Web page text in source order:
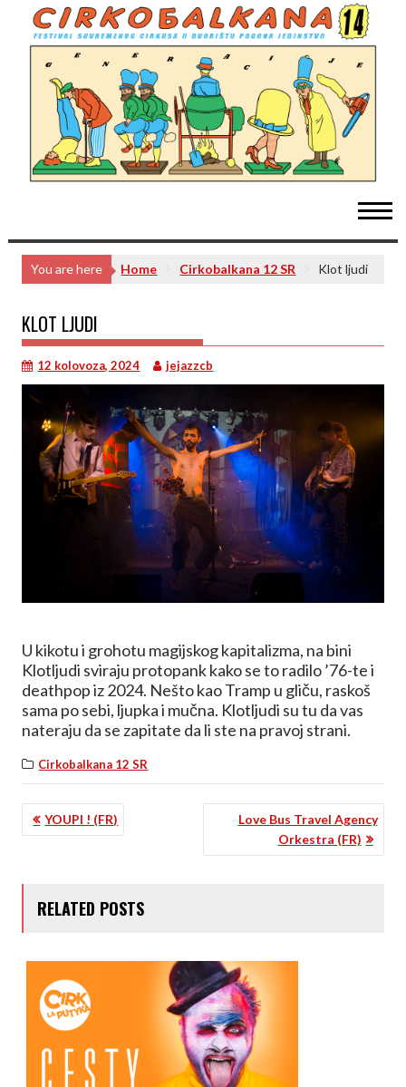
content
You are here Home Cirkobalkana 12 SR Klot ljudi
KLOT LJUDI
12 kolovoza, 2024 jejazzcb
U kikotu i grohotu magijskog kapitalizma, na bini
Klotljudi sviraju protopank kako se to radilo ’76-te i
deathpop iz 2024. Nešto kao Tramp u gliču, raskoš
sama po sebi, ljupka i mučna. Klotljudi su tu da vas
nateraju da se zapitate da li ste na pravoj strani.
Cirkobalkana 12 SR
NAVIGACIJA
YOUPI ! (FR)
Love Bus Travel Agency
Orkestra (FR)
RELATED POSTS